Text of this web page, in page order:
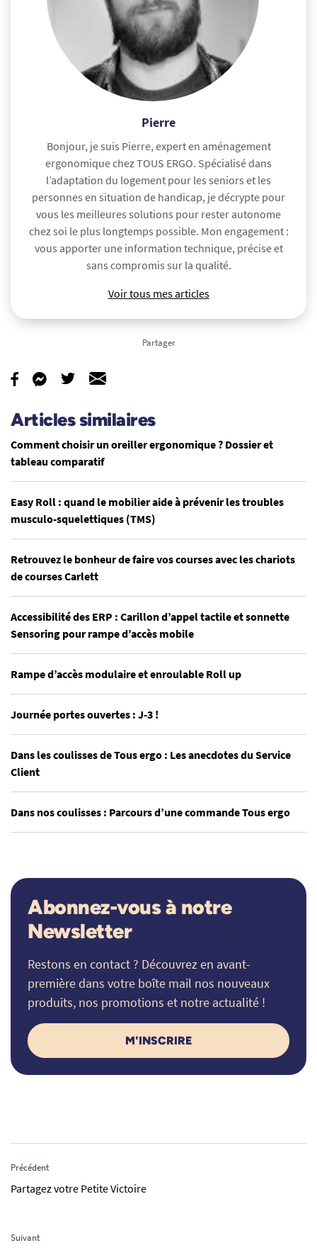
Pierre
Bonjour, je suis Pierre, expert en aménagement
ergonomique chez TOUS ERGO. Spécialisé dans
l’adaptation du logement pour les seniors et les
personnes en situation de handicap, je décrypte pour
vous les meilleures solutions pour rester autonome
chez soi le plus longtemps possible. Mon engagement :
vous apporter une information technique, précise et
sans compromis sur la qualité.
Voir tous mes articles
Partager
Articles similaires
Comment choisir un oreiller ergonomique ? Dossier et
tableau comparatif
Easy Roll : quand le mobilier aide à prévenir les troubles
musculo-squelettiques (TMS)
Retrouvez le bonheur de faire vos courses avec les chariots
de courses Carlett
Accessibilité des ERP : Carillon d’appel tactile et sonnette
Sensoring pour rampe d’accès mobile
Rampe d’accès modulaire et enroulable Roll up
Journée portes ouvertes : J-3 !
Dans les coulisses de Tous ergo : Les anecdotes du Service
Client
Dans nos coulisses : Parcours d’une commande Tous ergo
Abonnez-vous à notre
Newsletter
Restons en contact ? Découvrez en avant-
première dans votre boîte mail nos nouveaux
produits, nos promotions et notre actualité !
M'INSCRIRE
Précédent
Partagez votre Petite Victoire
Suivant